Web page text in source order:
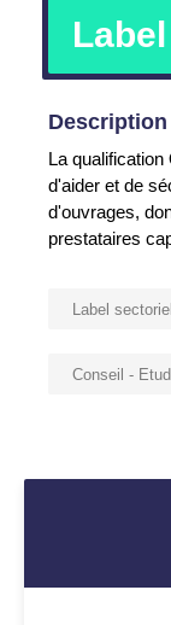
Description
La
d'aider et de
d'ouvrages,
prestataires
Label sectoriel
Conseil -